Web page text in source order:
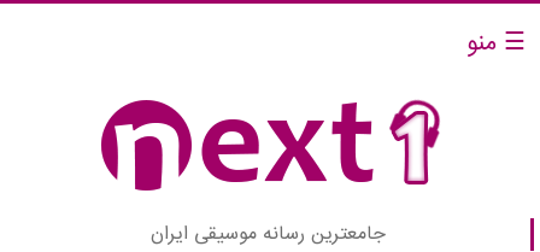
☰ منو
جامعترین رسانه موسیقی ایران